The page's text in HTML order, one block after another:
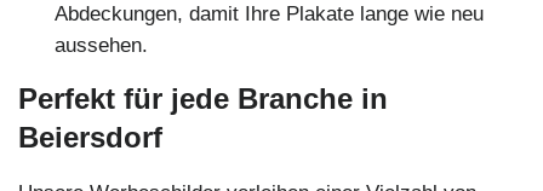
Abdeckungen, damit Ihre Plakate lange wie neu
aussehen.
Perfekt für jede Branche in
Beiersdorf